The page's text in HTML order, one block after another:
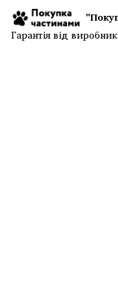
Гарантія від